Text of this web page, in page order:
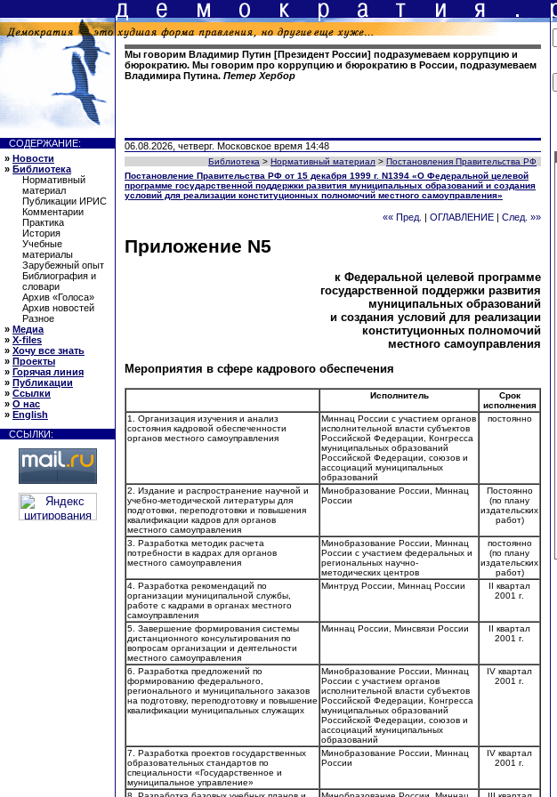
Мы говорим Владимир Путин [Президент России] подразумеваем коррупцию и
бюрократию. Мы говорим про коррупцию и бюрократию в России, подразумеваем
Владимира Путина. Петер Хербор
СОДЕРЖАНИЕ:
» Новости
» Библиотека
Нормативный
материал
Публикации ИРИС
Комментарии
Практика
История
Учебные
материалы
Зарубежный опыт
Библиография и
словари
Архив «Голоса»
Архив новостей
Разное
» Медиа
» X-files
» Хочу все знать
» Проекты
» Горячая линия
» Публикации
» Ссылки
» О нас
» English
ССЫЛКИ:
06.08.2026, четверг. Московское время 14:48
Библиотека > Нормативный материал > Постановления Правительства РФ
Постановление Правительства РФ от 15 декабря 1999 г. N1394 «О Федеральной целевой
программе государственной поддержки развития муниципальных образований и создания
условий для реализации конституционных полномочий местного самоуправления»
«« Пред. ОГЛАВЛЕНИЕ След. »»
Приложение N5
к Федеральной целевой программе
государственной поддержки развития
муниципальных образований
и создания условий для реализации
конституционных полномочий
местного самоуправления
Мероприятия в сфере кадрового обеспечения
Исполнитель
Срок
исполнения
1. Организация изучения и анализ
состояния кадровой обеспеченности
органов местного самоуправления
Миннац России с участием органов
исполнительной власти субъектов
Российской Федерации, Конгресса
муниципальных образований
Российской Федерации, союзов и
ассоциаций муниципальных
образований
постоянно
2. Издание и распространение научной и
учебно-методической литературы для
подготовки, переподготовки и повышения
квалификации кадров для органов
местного самоуправления
Минобразование России, Миннац
России
Постоянно
(по плану
издательских
работ)
3. Разработка методик расчета
потребности в кадрах для органов
местного самоуправления
Минобразование России, Миннац
России с участием федеральных и
региональных научно-
методических центров
постоянно
(по плану
издательских
работ)
4. Разработка рекомендаций по
организации муниципальной службы,
работе с кадрами в органах местного
самоуправления
Минтруд России, Миннац России
II квартал
2001 г.
5. Завершение формирования системы
дистанционного консультирования по
вопросам организации и деятельности
местного самоуправления
Миннац России, Минсвязи России
II квартал
2001 г.
6. Разработка предложений по
формированию федерального,
регионального и муниципального заказов
на подготовку, переподготовку и повышение
квалификации муниципальных служащих
Минобразование России, Миннац
России с участием органов
исполнительной власти субъектов
Российской Федерации, Конгресса
муниципальных образований
Российской Федерации, союзов и
ассоциаций муниципальных
образований
IV квартал
2001 г.
7. Разработка проектов государственных
образовательных стандартов по
специальности «Государственное и
муниципальное управление»
Минобразование России, Миннац
России
IV квартал
2001 г.